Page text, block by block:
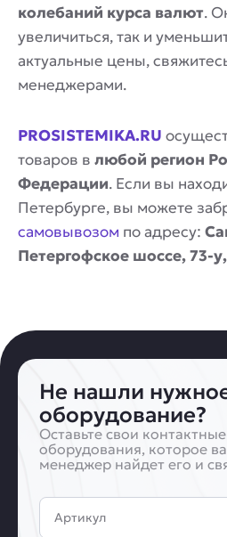
колебаний курса валют.
увеличиться, так и
актуальные цены,
менеджерами.
PROSISTEMIKA.RU
товаров в любой регион
Федерации. Если вы
Петербурге, вы можете
самовывозом по адресу:
Петергофское шоссе, 73-
Не нашли
оборудование?
Оставьте свои
оборудования, которое
менеджер найдет его и
Артикул